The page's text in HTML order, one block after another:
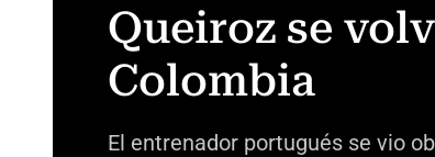
Queiroz se
Colombia
El entrenador portugués se vio